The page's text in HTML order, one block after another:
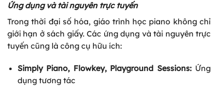
Ứng dụng và tài nguyên trực tuyến
Trong thời đại số hóa, giáo trình học piano không chỉ
giới hạn ở sách giấy. Các ứng dụng và tài nguyên trực
tuyến cũng là công cụ hữu ích:
Simply Piano, Flowkey, Playground Sessions:Ứng
dụng tương tác